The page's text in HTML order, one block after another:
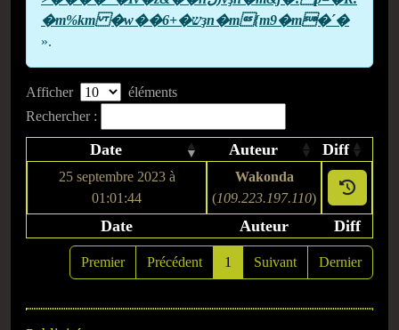
�m%km �w��ש�+6ҙn�m{m9�m�ʹ�
».
Afficher
éléments
Rechercher :
Date Auteur Diff
25 septembre 2023 à
01:01:44
Wakonda
(109.223.197.110)
Date Auteur Diff
Premier Précédent 1 Suivant Dernier